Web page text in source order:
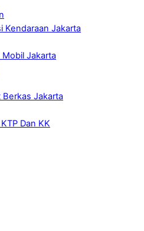
Kendaraan Jakarta
Mobil Jakarta
Berkas Jakarta
Dan KK